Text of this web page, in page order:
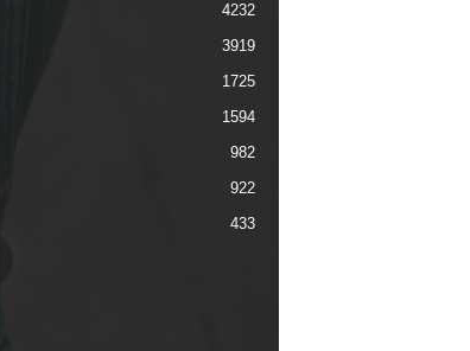
4232
3919
1725
1594
982
922
433